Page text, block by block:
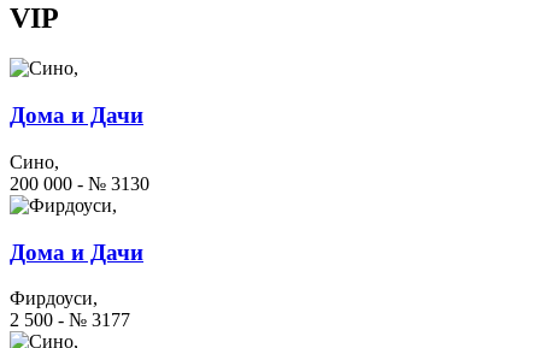
VIP
Дома и Дачи
Сино,
200 000 - № 3130
Дома и Дачи
Фирдоуси,
2 500 - № 3177